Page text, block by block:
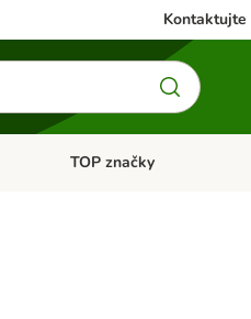
Kontaktujte
Otvoriť menu: Kone
TOP značky